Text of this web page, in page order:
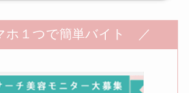
１つで簡単バイト ／